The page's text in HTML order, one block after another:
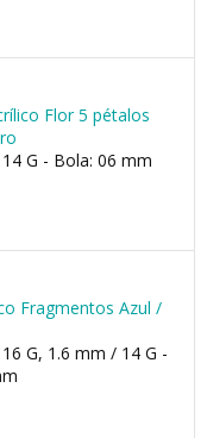
Flor 5 pétalos
G - Bola: 06 mm
Fragmentos Azul /
G, 1.6 mm / 14 G -